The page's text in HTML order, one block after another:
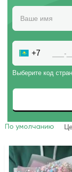
+7
Выберите код
По умолчанию